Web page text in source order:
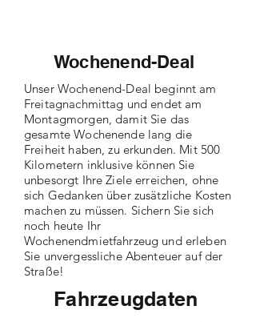
Wochenend-Deal
Unser Wochenend-Deal beginnt am
Freitagnachmittag und endet am
Montagmorgen, damit Sie das
gesamte Wochenende lang die
Freiheit haben, zu erkunden. Mit 500
Kilometern inklusive können Sie
unbesorgt Ihre Ziele erreichen, ohne
sich Gedanken über zusätzliche Kosten
machen zu müssen. Sichern Sie sich
noch heute Ihr
Wochenendmietfahrzeug und erleben
Sie unvergessliche Abenteuer auf der
Straße!
Fahrzeugdaten